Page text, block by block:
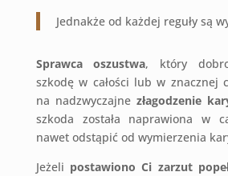
Jednakże od każdej reguły są
Sprawca oszustwa, który
szkodę w całości lub w znacznej
na nadzwyczajnezłagodzenie
szkoda została naprawiona w
nawet odstąpić od wymierzenia
Jeżeli postawiono Ci zarzut